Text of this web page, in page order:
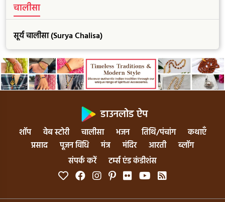
चालीसा
सूर्य चालीसा (Surya Chalisa)
डाउनलोड ऐप
शॉप वेब स्टोरी चालीसा भजन तिथि/पंचांग
कथाएँ
प्रसाद
पूजन विधि मंत्र मंदिर आरती
ब्लॉग
संपर्क करें
टर्म्स एंड कंडीशंस